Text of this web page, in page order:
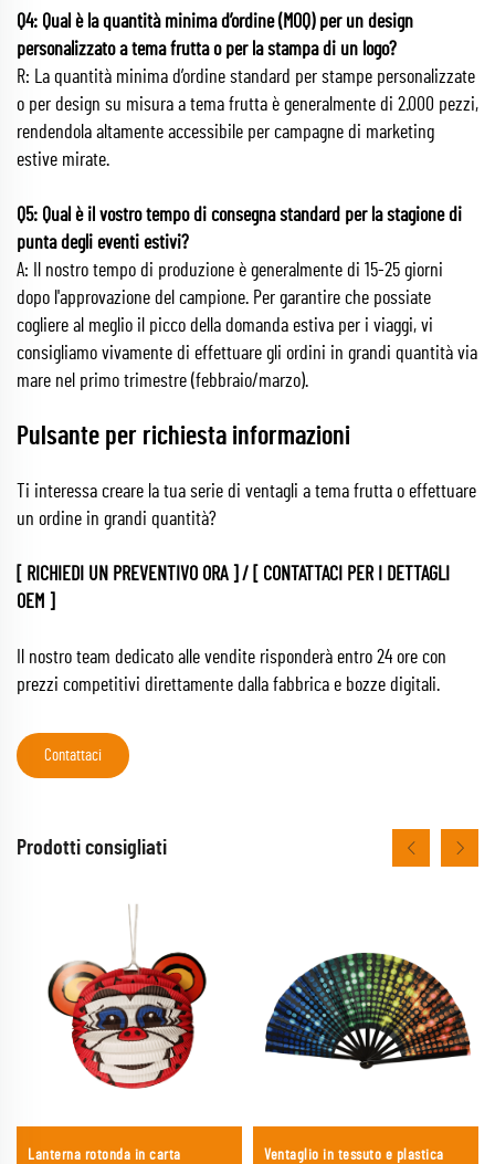
Q4: Qual è la quantità minima d’ordine (MOQ) per un design
personalizzato a tema frutta o per la stampa di un logo?
R: La quantità minima d’ordine standard per stampe personalizzate
o per design su misura a tema frutta è generalmente di 2.000 pezzi,
rendendola altamente accessibile per campagne di marketing
estive mirate.
Q5: Qual è il vostro tempo di consegna standard per la stagione di
punta degli eventi estivi?
A: Il nostro tempo di produzione è generalmente di 15-25 giorni
dopo l'approvazione del campione. Per garantire che possiate
cogliere al meglio il picco della domanda estiva per i viaggi, vi
consigliamo vivamente di effettuare gli ordini in grandi quantità via
mare nel primo trimestre (febbraio/marzo).
Pulsante per richiesta informazioni
Ti interessa creare la tua serie di ventagli a tema frutta o effettuare
un ordine in grandi quantità?
[ RICHIEDI UN PREVENTIVO ORA ] / [ CONTATTACI PER I DETTAGLI
OEM ]
Il nostro team dedicato alle vendite risponderà entro 24 ore con
prezzi competitivi direttamente dalla fabbrica e bozze digitali.
Contattaci
Prodotti consigliati
Lanterna rotonda in carta
Ventaglio in tessuto e plastica